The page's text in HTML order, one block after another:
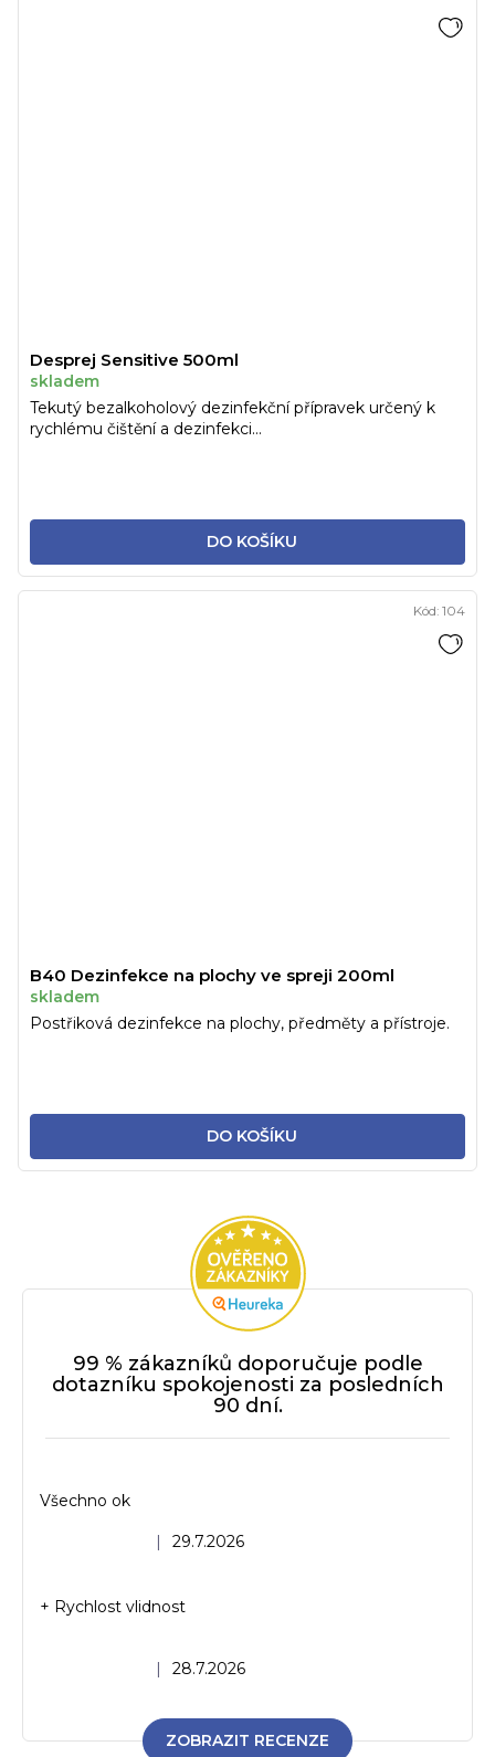
Desprej Sensitive 500ml
skladem
DO KOŠÍKU
Tekutý bezalkoholový dezinfekční přípravek určený k
rychlému čištění a dezinfekci...
B40 Dezinfekce na plochy ve spreji 200ml
skladem
DO KOŠÍKU
Postřiková dezinfekce na plochy, předměty a přístroje.
Kód: 104
99 % zákazníků doporučuje podle
dotazníku spokojenosti za posledních
90 dní.
Hodnocení obchodu je 5 z 5 hvězdiček.
| 29.7.2026
Všechno ok
Hodnocení obchodu je 5 z 5 hvězdiček.
| 28.7.2026
+ Rychlost vlidnost
ZOBRAZIT RECENZE